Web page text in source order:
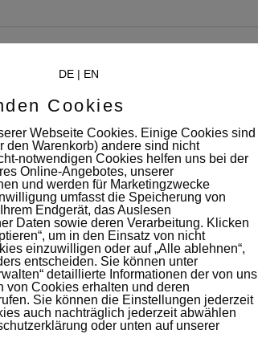
DE | EN
Cookies
Webseite Cookies. Einige Cookies sind
den Warenkorb) andere sind nicht
notwendigen Cookies helfen uns bei der
Online-Angebotes, unserer
und werden für Marketingzwecke
umfasst die Speicherung von
Endgerät, das Auslesen
Daten sowie deren Verarbeitung. Klicken
um in den Einsatz von nicht
einzuwilligen oder auf „Alle ablehnen“,
entscheiden. Sie können unter
detaillierte Informationen der von uns
von Cookies erhalten und deren
Sie können die Einstellungen jederzeit
auch nachträglich jederzeit abwählen
oder unten auf unserer